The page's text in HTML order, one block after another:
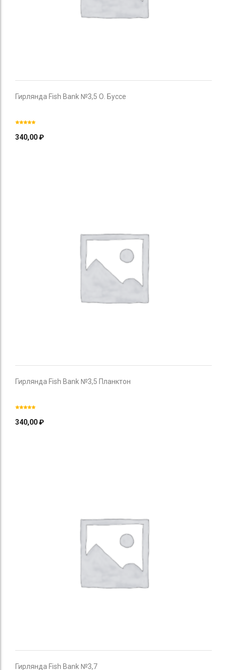
Гирлянда Fish Bank №3,5 О. Буссе
340,00₽
Гирлянда Fish Bank №3,5 Планктон
340,00₽
Гирлянда Fish Bank №3,7